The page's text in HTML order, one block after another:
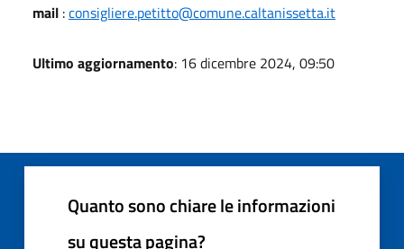
mail :consigliere.petitto@comune.caltanissetta.it
Ultimo aggiornamento: 16 dicembre 2024, 09:50
Quanto sono chiare le informazioni
su questa pagina?